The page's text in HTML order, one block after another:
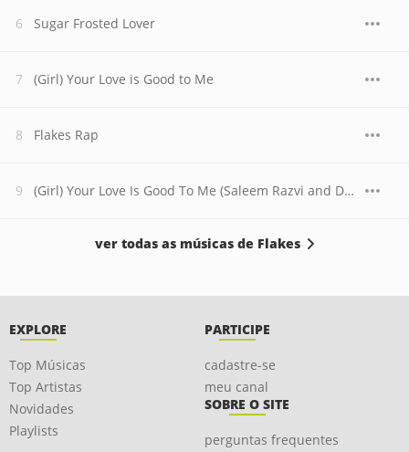
Sugar Frosted Lover
(Girl) Your Love is Good to Me
Flakes Rap
(Girl) Your Love Is Good To Me (Saleem Razvi and David Mel Remix)
ver todas as músicas de Flakes
EXPLORE
Top Músicas
Top Artistas
Novidades
Playlists
PARTICIPE
cadastre-se
meu canal
SOBRE O SITE
perguntas frequentes